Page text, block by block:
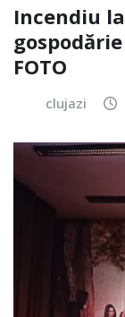
Incendiu
FOTO
clujazi